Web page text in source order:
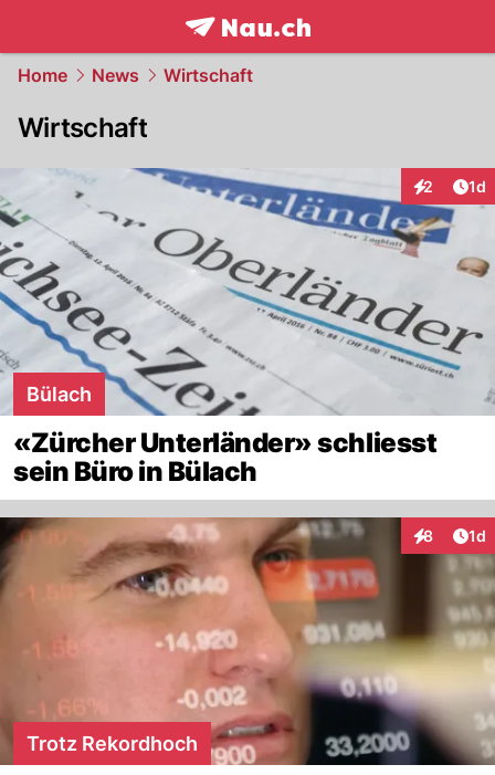
frontpage.NAU.ch
Home News Wirtschaft
Wirtschaft
2 1d
Bülach
«Zürcher Unterländer» schliesst
sein Büro in Bülach
8 1d
Trotz Rekordhoch